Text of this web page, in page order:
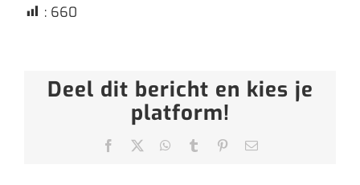
: 660
Deel dit bericht en kies je
platform!
Facebook WhatsApp
Tumblr Pinterest
E-